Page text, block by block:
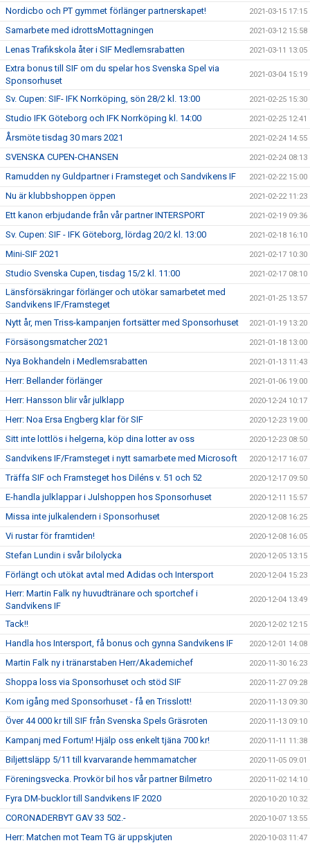
Nordicbo och PT gymmet förlänger partnerskapet! 2021-03-15 17:15
Samarbete med idrottsMottagningen 2021-03-12 15:58
Lenas Trafikskola åter i SIF Medlemsrabatten 2021-03-11 13:05
Extra bonus till SIF om du spelar hos Svenska Spel via
Sponsorhuset
2021-03-04 15:19
Sv. Cupen: SIF- IFK Norrköping, sön 28/2 kl. 13:00 2021-02-25 15:30
Studio IFK Göteborg och IFK Norrköping kl. 14:00 2021-02-25 12:41
Årsmöte tisdag 30 mars 2021 2021-02-24 14:55
SVENSKA CUPEN-CHANSEN 2021-02-24 08:13
Ramudden ny Guldpartner i Framsteget och Sandvikens IF 2021-02-22 15:00
Nu är klubbshoppen öppen 2021-02-22 11:23
Ett kanon erbjudande från vår partner INTERSPORT 2021-02-19 09:36
Sv. Cupen: SIF - IFK Göteborg, lördag 20/2 kl. 13:00 2021-02-18 16:10
Mini-SIF 2021 2021-02-17 10:30
Studio Svenska Cupen, tisdag 15/2 kl. 11:00 2021-02-17 08:10
Länsförsäkringar förlänger och utökar samarbetet med
Sandvikens IF/Framsteget
2021-01-25 13:57
Nytt år, men Triss-kampanjen fortsätter med Sponsorhuset 2021-01-19 13:20
Försäsongsmatcher 2021 2021-01-18 13:00
Nya Bokhandeln i Medlemsrabatten 2021-01-13 11:43
Herr: Bellander förlänger 2021-01-06 19:00
Herr: Hansson blir vår julklapp 2020-12-24 10:17
Herr: Noa Ersa Engberg klar för SIF 2020-12-23 19:00
Sitt inte lottlös i helgerna, köp dina lotter av oss 2020-12-23 08:50
Sandvikens IF/Framsteget i nytt samarbete med Microsoft 2020-12-17 16:07
Träffa SIF och Framsteget hos Diléns v. 51 och 52 2020-12-17 09:50
E-handla julklappar i Julshoppen hos Sponsorhuset 2020-12-11 15:57
Missa inte julkalendern i Sponsorhuset 2020-12-08 16:25
Vi rustar för framtiden! 2020-12-08 16:05
Stefan Lundin i svår bilolycka 2020-12-05 13:15
Förlängt och utökat avtal med Adidas och Intersport 2020-12-04 15:23
Herr: Martin Falk ny huvudtränare och sportchef i
Sandvikens IF
2020-12-04 13:49
Tack!! 2020-12-02 12:15
Handla hos Intersport, få bonus och gynna Sandvikens IF 2020-12-01 14:08
Martin Falk ny i tränarstaben Herr/Akademichef 2020-11-30 16:23
Shoppa loss via Sponsorhuset och stöd SIF 2020-11-27 09:28
Kom igång med Sponsorhuset - få en Trisslott! 2020-11-13 09:30
Över 44 000 kr till SIF från Svenska Spels Gräsroten 2020-11-13 09:10
Kampanj med Fortum! Hjälp oss enkelt tjäna 700 kr! 2020-11-11 11:38
Biljettsläpp 5/11 till kvarvarande hemmamatcher 2020-11-05 09:01
Föreningsvecka. Provkör bil hos vår partner Bilmetro 2020-11-02 14:10
Fyra DM-bucklor till Sandvikens IF 2020 2020-10-20 10:32
CORONADERBYT GAV 33 502.- 2020-10-07 13:55
Herr: Matchen mot Team TG är uppskjuten 2020-10-03 11:47